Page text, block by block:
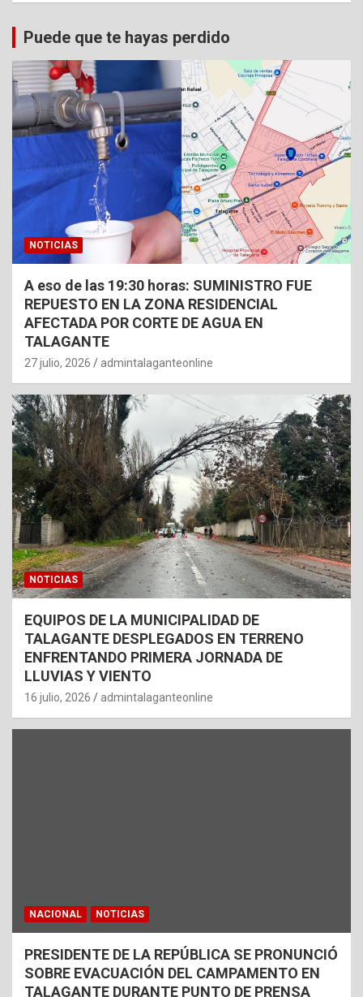
Puede que te hayas perdido
NOTICIAS
A eso de las 19:30 horas: SUMINISTRO FUE
REPUESTO EN LA ZONA RESIDENCIAL
AFECTADA POR CORTE DE AGUA EN
TALAGANTE
27 julio, 2026 admintalaganteonline
NOTICIAS
EQUIPOS DE LA MUNICIPALIDAD DE
TALAGANTE DESPLEGADOS EN TERRENO
ENFRENTANDO PRIMERA JORNADA DE
LLUVIAS Y VIENTO
16 julio, 2026 admintalaganteonline
NACIONAL NOTICIAS
PRESIDENTE DE LA REPÚBLICA SE PRONUNCIÓ
SOBRE EVACUACIÓN DEL CAMPAMENTO EN
TALAGANTE DURANTE PUNTO DE PRENSA